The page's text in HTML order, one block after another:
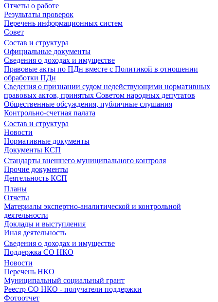
Отчеты о работе
Результаты проверок
Перечень информационных систем
Совет
Состав и структура
Официальные документы
Сведения о доходах и имуществе
Правовые акты по ПДн вместе с Политикой в отношении
обработки ПДн
Сведения о признании судом недействующими нормативных
правовых актов, принятых Советом народных депутатов
Общественные обсуждения, публичные слушания
Контрольно-счетная палата
Состав и структура
Новости
Нормативные документы
Документы КСП
Стандарты внешнего муниципального контроля
Прочие документы
Деятельность КСП
Планы
Отчеты
Материалы экспертно-аналитической и контрольной
деятельности
Доклады и выступления
Иная деятельность
Сведения о доходах и имуществе
Поддержка СО НКО
Новости
Перечень НКО
Муниципальный социальный грант
Реестр СО НКО - получатели поддержки
Фотоотчет